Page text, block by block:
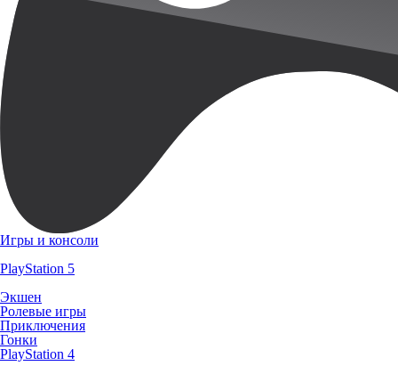
Игры и консоли
PlayStation 5
Экшен
Ролевые игры
Приключения
Гонки
PlayStation 4